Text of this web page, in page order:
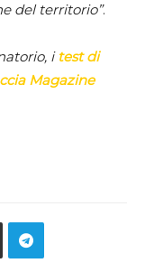
del territorio”.
i test di
Magazine